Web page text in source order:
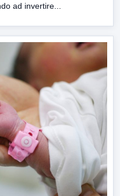
ad invertire...